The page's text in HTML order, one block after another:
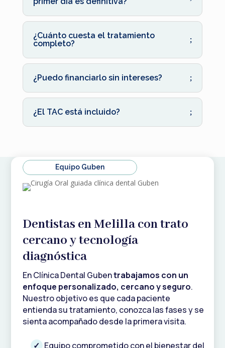
¿Cuánto cuesta el tratamiento
completo?
¿Puedo financiarlo sin intereses?
¿El TAC está incluido?
Equipo Guben
Dentistas en Melilla con trato
cercano y tecnología
diagnóstica
En Clínica Dental Gubentrabajamos con un
enfoque personalizado, cercano y seguro.
Nuestro objetivo es que cada paciente
entienda su tratamiento, conozca las fases y se
sienta acompañado desde la primera visita.
Equipo comprometido con el bienestar del